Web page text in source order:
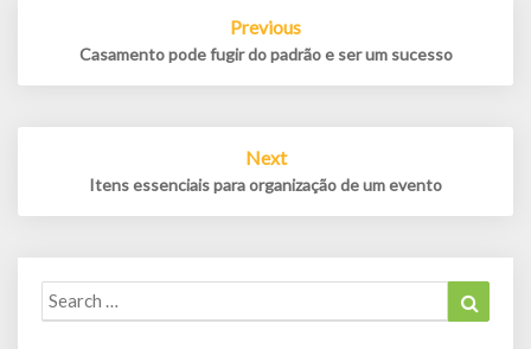
Previous
Casamento pode fugir do padrão e ser um sucesso
Next
Itens essenciais para organização de um evento
Search
for: